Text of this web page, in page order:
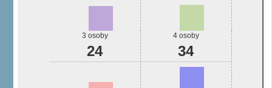
3 osoby
24
4 osoby
34